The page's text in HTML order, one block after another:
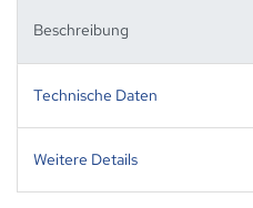
Beschreibung
Technische Daten
Weitere Details